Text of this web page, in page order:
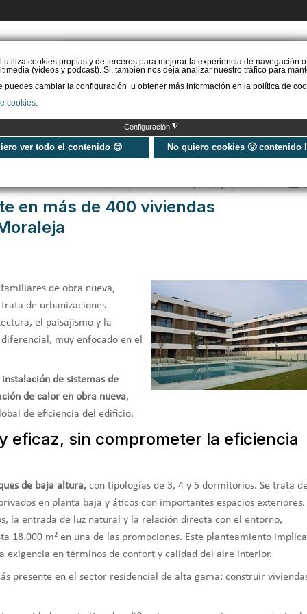
utiliza cookies propias y de terceros para mejorar la experiencia de navegación
(vídeos y podcast). Si, también nos deja analizar nuestro tráfico para
puedes cambiar la configuración u obtener más información en la política de
cookies.
Configuración ◮
ver todo el contenido 😊 No quiero cookies 🙁 contenido
PIDE PRESUPUESTO
AEROTERMIA
de 400 viviendas residenciales de alta gama en La Moraleja
en más de 400 viviendas
de obra nueva,
de urbanizaciones
el paisajismo y la
muy enfocado en el
de sistemas de
de calor en obra nueva,
de eficiencia del edificio.
eficaz, sin comprometer la eficiencia
de baja altura, con tipologías de 3, 4 y 5 dormitorios. Se trata
en planta baja y áticos con importantes espacios exteriores.
la entrada de luz natural y la relación directa con el entorno,
18.000 m² en una de las promociones. Este planteamiento implica
en términos de confort y calidad del aire interior.
presente en el sector residencial de alta gama: construir